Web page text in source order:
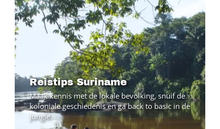
Reistips Suriname
Maak kennis met de lokale bevolking, snuif de
koloniale geschiedenis en ga back to basic in de
jungle.